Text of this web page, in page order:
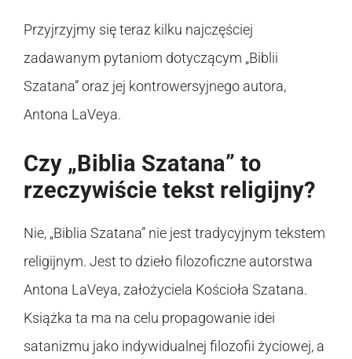
Przyjrzyjmy się teraz kilku najczęściej
zadawanym pytaniom dotyczącym „Biblii
Szatana” oraz jej kontrowersyjnego autora,
Antona LaVeya.
Czy „Biblia Szatana” to
rzeczywiście tekst religijny?
Nie, „Biblia Szatana” nie jest tradycyjnym tekstem
religijnym. Jest to dzieło filozoficzne autorstwa
Antona LaVeya, założyciela Kościoła Szatana.
Książka ta ma na celu propagowanie idei
satanizmu jako indywidualnej filozofii życiowej, a